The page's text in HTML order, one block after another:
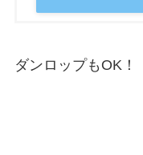
ダンロップもOK！